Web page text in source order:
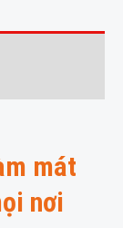
mát
nơi